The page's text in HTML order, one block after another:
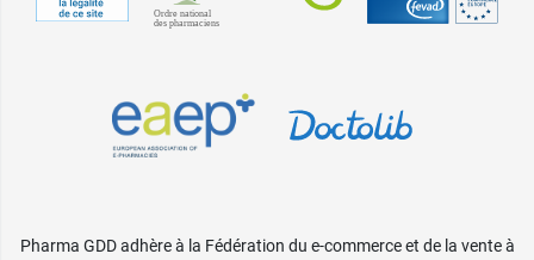
Pharma GDD adhère à la Fédération du e-commerce et de la vente à